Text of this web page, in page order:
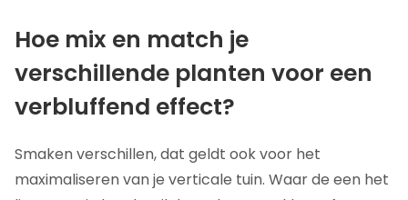
Hoe mix en match je
verschillende planten voor een
verbluffend effect?
Smaken verschillen, dat geldt ook voor het
maximaliseren van je verticale tuin. Waar de een het